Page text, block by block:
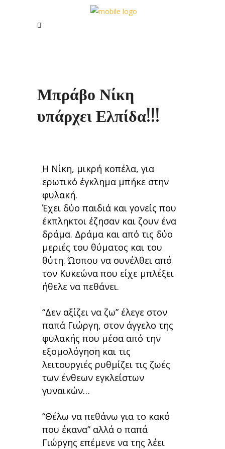
Μπράβο Νίκη
υπάρχει Ελπίδα!!!
Η Νίκη, μικρή κοπέλα, για
ερωτικό έγκλημα μπήκε στην
φυλακή.
Έχει δύο παιδιά και γονείς που
έκπληκτοι έζησαν και ζουν ένα
δράμα. Δράμα και από τις δύο
μεριές του θύματος και του
θύτη. Ώσπου να συνέλθει από
τον Κυκεώνα που είχε μπλέξει
ήθελε να πεθάνει.
“Δεν αξίζει να ζω” έλεγε στον
παπά Γιώργη, στον άγγελο της
φυλακής που μέσα από την
εξομολόγηση και τις
λειτουργιές ρυθμίζει τις ζωές
των ένθεων εγκλείστων
γυναικών…
“Θέλω να πεθάνω για το κακό
που έκανα” αλλά ο παπά
Γιώργης επέμενε να της λέει